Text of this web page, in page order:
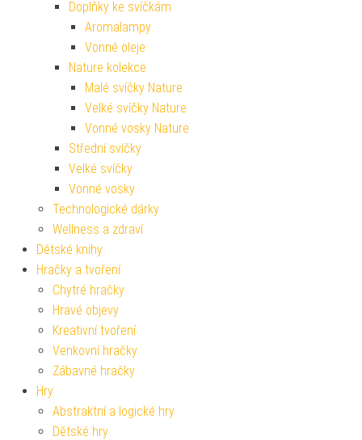
Doplňky ke svíčkám
Aromalampy
Vonné oleje
Nature kolekce
Malé svíčky Nature
Velké svíčky Nature
Vonné vosky Nature
Střední svíčky
Velké svíčky
Vonné vosky
Technologické dárky
Wellness a zdraví
Dětské knihy
Hračky a tvoření
Chytré hračky
Hravé objevy
Kreativní tvoření
Venkovní hračky
Zábavné hračky
Hry
Abstraktní a logické hry
Dětské hry